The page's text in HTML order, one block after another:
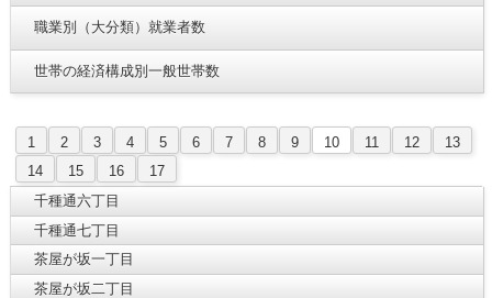
職業別（大分類）就業者数
世帯の経済構成別一般世帯数
1 2 3 4 5 6 7 8 9 10 11 12
13
14
15 16
17
千種通六丁目
千種通七丁目
茶屋が坂一丁目
茶屋が坂二丁目